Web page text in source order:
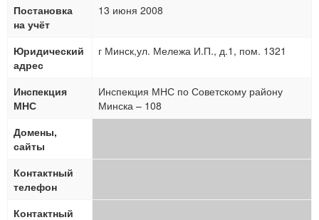
Постановка
на учёт
13 июня 2008
Юридический
адрес
г Минск,ул. Мележа И.П., д.1, пом. 1321
Инспекция
МНС
Инспекция МНС по Советскому району
Минска – 108
Домены,
сайты
Контактный
телефон
Контактный